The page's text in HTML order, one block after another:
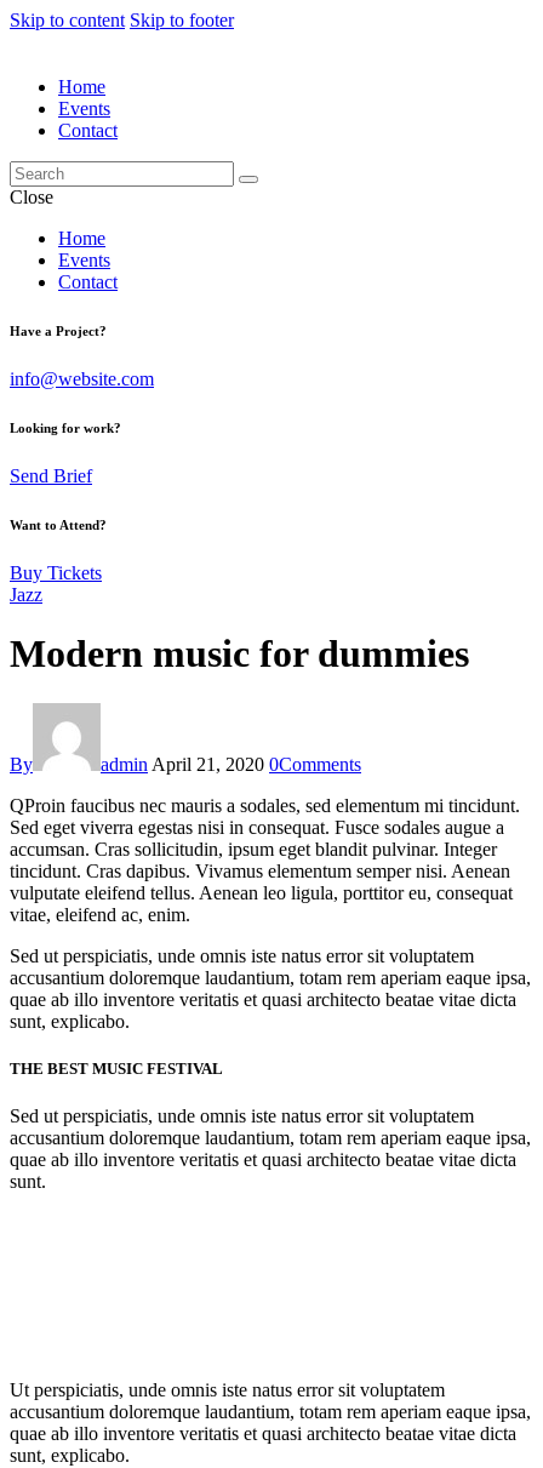
Skip to content Skip to footer
Home
Events
Contact
Close
Home
Events
Contact
Have a Project?
info@website.com
Looking for work?
Send Brief
Want to Attend?
Buy Tickets
Jazz
Modern music for dummies
By admin April 21, 2020 0Comments
QProin faucibus nec mauris a sodales, sed elementum mi tincidunt.
Sed eget viverra egestas nisi in consequat. Fusce sodales augue a
accumsan. Cras sollicitudin, ipsum eget blandit pulvinar. Integer
tincidunt. Cras dapibus. Vivamus elementum semper nisi. Aenean
vulputate eleifend tellus. Aenean leo ligula, porttitor eu, consequat
vitae, eleifend ac, enim.
Sed ut perspiciatis, unde omnis iste natus error sit voluptatem
accusantium doloremque laudantium, totam rem aperiam eaque ipsa,
quae ab illo inventore veritatis et quasi architecto beatae vitae dicta
sunt, explicabo.
THE BEST MUSIC FESTIVAL
Sed ut perspiciatis, unde omnis iste natus error sit voluptatem
accusantium doloremque laudantium, totam rem aperiam eaque ipsa,
quae ab illo inventore veritatis et quasi architecto beatae vitae dicta
sunt.
Ut perspiciatis, unde omnis iste natus error sit voluptatem
accusantium doloremque laudantium, totam rem aperiam eaque ipsa,
quae ab illo inventore veritatis et quasi architecto beatae vitae dicta
sunt, explicabo.